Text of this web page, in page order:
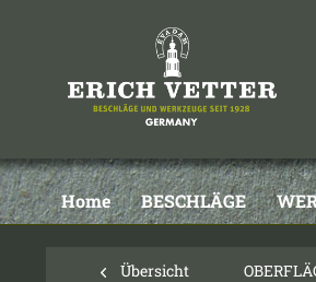
Home BESCHLÄGE
Übersicht